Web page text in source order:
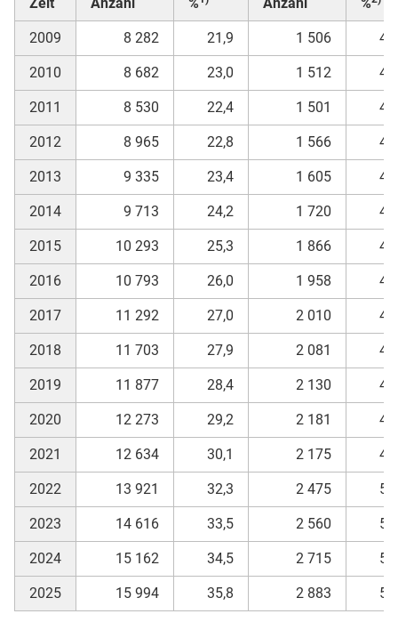
2009 8 282 21,9 1 506
2010 8 682 23,0 1 512
2011 8 530 22,4 1 501
2012 8 965 22,8 1 566
2013 9 335 23,4 1 605
2014 9 713 24,2 1 720
2015 10 293 25,3 1 866
2016 10 793 26,0 1 958
2017 11 292 27,0 2 010
2018 11 703 27,9 2 081
2019 11 877 28,4 2 130
2020 12 273 29,2 2 181
2021 12 634 30,1 2 175
2022 13 921 32,3 2 475
2023 14 616 33,5 2 560
2024 15 162 34,5 2 715
2025 15 994 35,8 2 883